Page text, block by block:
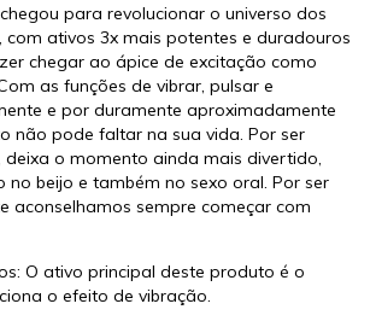
para revolucionar o universo dos
com ativos 3x mais potentes e duradouros
chegar ao ápice de excitação como
as funções de vibrar, pulsar e
e por duramente aproximadamente
não pode faltar na sua vida. Por ser
deixa o momento ainda mais divertido,
no beijo e também no sexo oral. Por ser
aconselhamos sempre começar com
O ativo principal deste produto é o
o efeito de vibração.